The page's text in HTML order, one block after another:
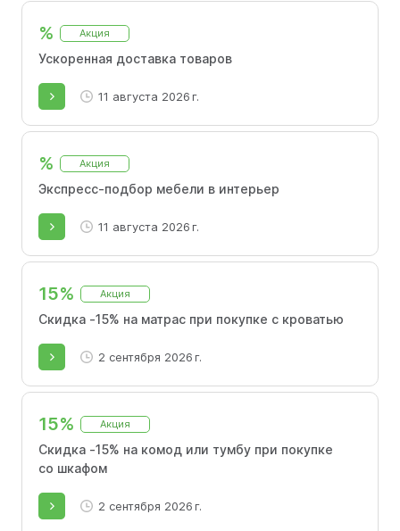
% Акция
Ускоренная доставка товаров
11 августа 2026 г.
% Акция
Экспресс-подбор мебели в интерьер
11 августа 2026 г.
15% Акция
Скидка -15% на матрас при покупке с кроватью
2 сентября 2026 г.
15% Акция
Скидка -15% на комод или тумбу при покупке
со шкафом
2 сентября 2026 г.